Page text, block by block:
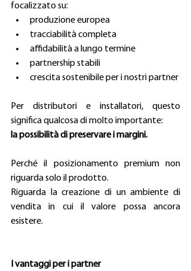
focalizzato su:
produzione europea
tracciabilità completa
affidabilità a lungo termine
partnership stabili
crescita sostenibile per i nostri partner
Per distributori e installatori, questo
significa qualcosa di molto importante:
la possibilità di preservare i margini.
Perché il posizionamento premium non
riguarda solo il prodotto.
Riguarda la creazione di un ambiente di
vendita in cui il valore possa ancora
esistere.
I vantaggi per i partner